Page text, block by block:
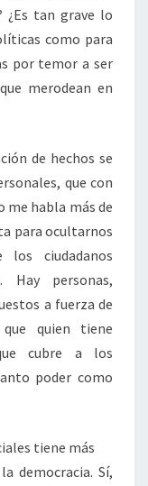
¿Es tan grave lo
como para
por temor a ser
merodean en
de hechos se
que con
habla más de
para ocultarnos
ciudadanos
Hay personas,
a fuerza de
quien tiene
cubre a los
poder como
tiene más
democracia. Sí,